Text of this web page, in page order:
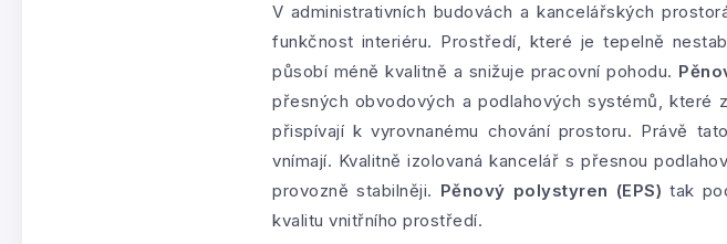
V administrativních budovách a kancelářských
funkčnost interiéru. Prostředí, které je tepelně
působí méně kvalitně a snižuje pracovní pohodu.
přesných obvodových a podlahových systémů, které
přispívají k vyrovnanému chování prostoru. Právě
vnímají. Kvalitně izolovaná kancelář s přesnou
provozně stabilněji. Pěnový polystyren (EPS) tak
kvalitu vnitřního prostředí.